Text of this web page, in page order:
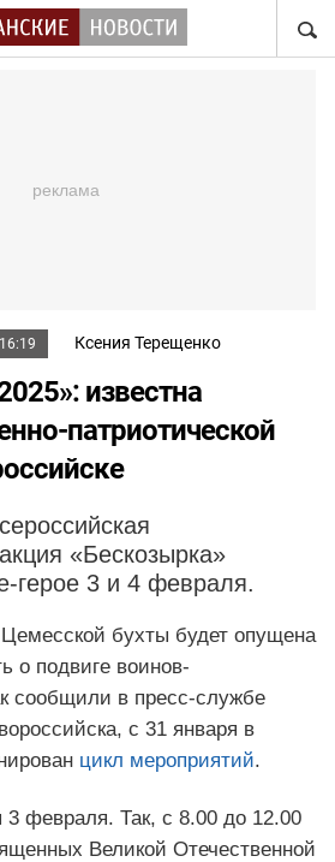
Ксения Терещенко
известна
патриотической
«Бескозырка»
герое 3 и 4 февраля.
бухты будет опущена
о подвиге воинов-
сообщили в пресс-службе
с 31 января в
цикл мероприятий.
февраля. Так, с 8.00 до 12.00
Великой Отечественной